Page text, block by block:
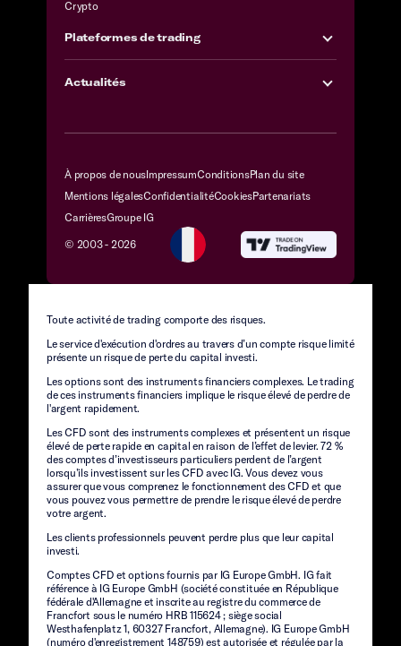
Crypto
Plateformes de trading
Actualités
À propos de nousImpressumConditionsPlan du site
Mentions légalesConfidentialitéCookiesPartenariats
CarrièresGroupe IG
© 2003 - 2026
Toute activité de trading comporte des risques.
Le service d'exécution d'ordres au travers d’un compte risque limité
présente un risque de perte du capital investi.
Les options sont des instruments financiers complexes. Le trading
de ces instruments financiers implique le risque élevé de perdre de
l'argent rapidement.
Les CFD sont des instruments complexes et présentent un risque
élevé de perte rapide en capital en raison de l’effet de levier. 72 %
des comptes d’investisseurs particuliers perdent de l’argent
lorsqu’ils investissent sur les CFD avec IG. Vous devez vous
assurer que vous comprenez le fonctionnement des CFD et que
vous pouvez vous permettre de prendre le risque élevé de perdre
votre argent.
Les clients professionnels peuvent perdre plus que leur capital
investi.
Comptes CFD et options fournis par IG Europe GmbH. IG fait
référence à IG Europe GmbH (société constituée en République
fédérale d'Allemagne et inscrite au registre du commerce de
Francfort sous le numéro HRB 115624 ; siège social
Westhafenplatz 1, 60327 Francfort, Allemagne). IG Europe GmbH
(numéro d'enregistrement 148759) est autorisée et régulée par la